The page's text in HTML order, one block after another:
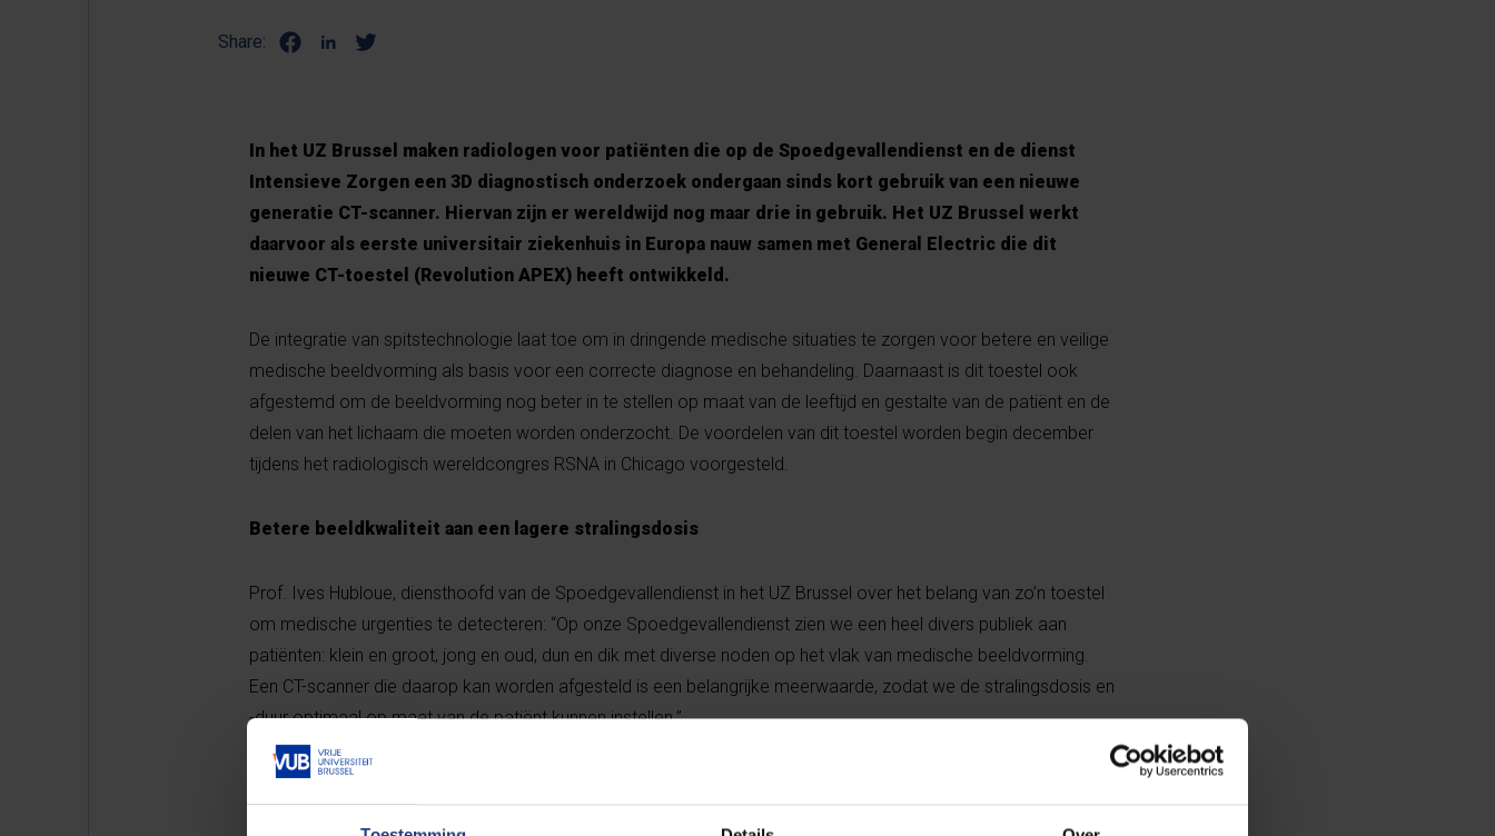
Share:
In het UZ Brussel maken radiologen voor patiënten die op de Spoedgevallendienst en de dienst
Intensieve Zorgen een 3D diagnostisch onderzoek ondergaan sinds kort gebruik van een nieuwe
generatie CT-scanner. Hiervan zijn er wereldwijd nog maar drie in gebruik. Het UZ Brussel werkt
daarvoor als eerste universitair ziekenhuis in Europa nauw samen met General Electric die dit
nieuwe CT-toestel (Revolution APEX) heeft ontwikkeld.
De integratie van spitstechnologie laat toe om in dringende medische situaties te zorgen voor betere en veilige
medische beeldvorming als basis voor een correcte diagnose en behandeling. Daarnaast is dit toestel ook
afgestemd om de beeldvorming nog beter in te stellen op maat van de leeftijd en gestalte van de patiënt en de
delen van het lichaam die moeten worden onderzocht. De voordelen van dit toestel worden begin december
tijdens het radiologisch wereldcongres RSNA in Chicago voorgesteld.
Betere beeldkwaliteit aan een lagere stralingsdosis
Prof. Ives Hubloue, diensthoofd van de Spoedgevallendienst in het UZ Brussel over het belang van zo’n toestel
om medische urgenties te detecteren: “Op onze Spoedgevallendienst zien we een heel divers publiek aan
patiënten: klein en groot, jong en oud, dun en dik met diverse noden op het vlak van medische beeldvorming.
Een CT-scanner die daarop kan worden afgesteld is een belangrijke meerwaarde, zodat we de stralingsdosis en
-duur optimaal op maat van de patiënt kunnen instellen.”
“De nieuw ontwikkelde röntgenbuis levert ook een betere beeldkwaliteit op. Deze laat ons toe om beelden te